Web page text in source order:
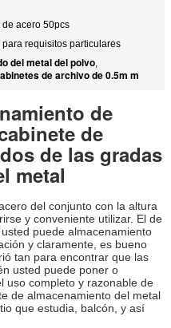
acero 50pcs
requisitos particulares
del metal del polvo,
de archivo de 0.5m m
de
de
de las gradas
metal
del conjunto con la altura
y conveniente utilizar. El de
puede almacenamiento
y claramente, es bueno
tan para encontrar que las
usted puede poner o
uso completo y razonable de
de almacenamiento del metal
que estudia, balcón, y así